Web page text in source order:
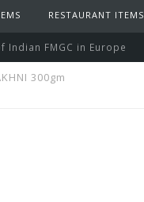
RESTAURANT ITEMS
FMGC in Europe
300gm